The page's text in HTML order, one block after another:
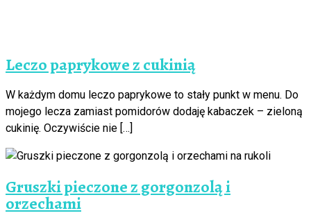
Leczo paprykowe z cukinią
W każdym domu leczo paprykowe to stały punkt w menu. Do
mojego lecza zamiast pomidorów dodaję kabaczek – zieloną
cukinię. Oczywiście nie […]
Gruszki pieczone z gorgonzolą i
orzechami